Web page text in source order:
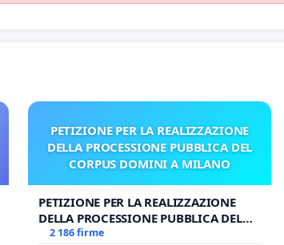
PETIZIONE PER LA REALIZZAZIONE
DELLA PROCESSIONE PUBBLICA DEL
CORPUS DOMINI A MILANO
PETIZIONE PER LA REALIZZAZIONE
DELLA PROCESSIONE PUBBLICA DEL
CORPUS DOMINI A MILANO
2 186 firme